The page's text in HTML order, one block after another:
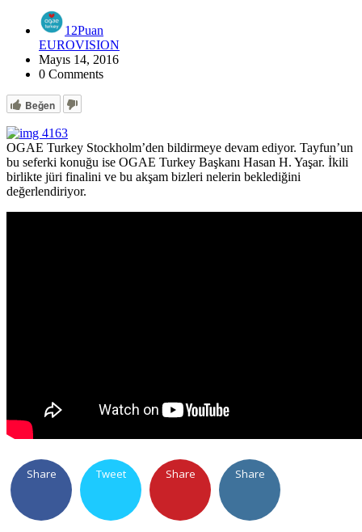
12Puan
EUROVISION
Mayıs 14, 2016
0 Comments
Beğen
OGAE Turkey Stockholm’den bildirmeye devam ediyor. Tayfun’un
bu seferki konuğu ise OGAE Turkey Başkanı Hasan H. Yaşar. İkili
birlikte jüri finalini ve bu akşam bizleri nelerin beklediğini
değerlendiriyor.
Share Tweet Share Share